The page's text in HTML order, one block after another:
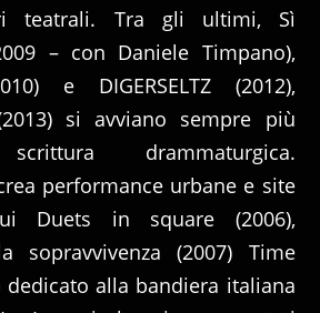
teatrali. Tra gli ultimi, Sì
– con Daniele Timpano),
e DIGERSELTZ (2012),
si avviano sempre più
drammaturgica.
performance urbane e site
Duets in square (2006),
sopravvivenza (2007) Time
dedicato alla bandiera italiana